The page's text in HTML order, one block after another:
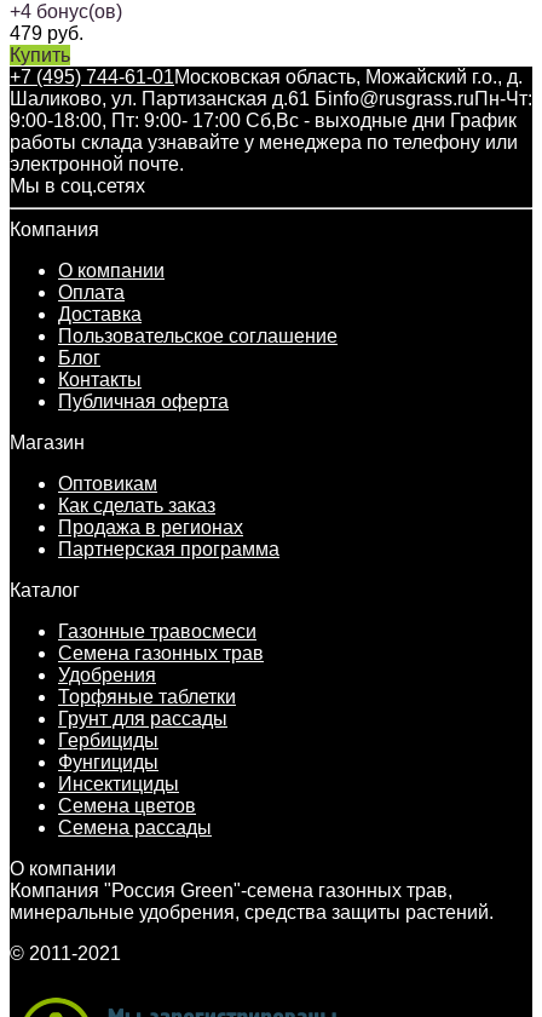
+4 бонус(ов)
479 руб.
Купить
+7 (495) 744-61-01Московская область, Можайский г.о., д.
Шаликово, ул. Партизанская д.61 Бinfo@rusgrass.ruПн-Чт:
9:00-18:00, Пт: 9:00- 17:00 Сб,Вс - выходные дни График
работы склада узнавайте у менеджера по телефону или
электронной почте.
Мы в соц.сетях
Компания
О компании
Оплата
Доставка
Пользовательское соглашение
Блог
Контакты
Публичная оферта
Магазин
Оптовикам
Как сделать заказ
Продажа в регионах
Партнерская программа
Каталог
Газонные травосмеси
Семена газонных трав
Удобрения
Торфяные таблетки
Грунт для рассады
Гербициды
Фунгициды
Инсектициды
Семена цветов
Семена рассады
О компании
Компания "Россия Green"-семена газонных трав,
минеральные удобрения, средства защиты растений.
© 2011-2021